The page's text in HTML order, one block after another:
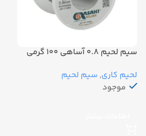
سیم لحیم ۰.۸ آساهی ۱۰۰ گرمی
لحیم کاری, سیم لحیم
موجود